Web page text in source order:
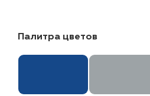
Палитра цветов